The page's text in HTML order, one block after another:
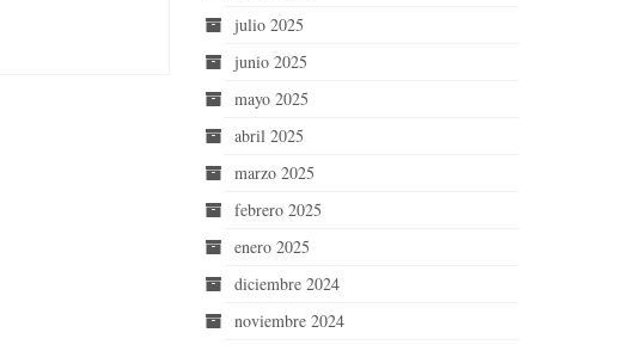
julio 2025
junio 2025
mayo 2025
abril 2025
marzo 2025
febrero 2025
enero 2025
diciembre 2024
noviembre 2024